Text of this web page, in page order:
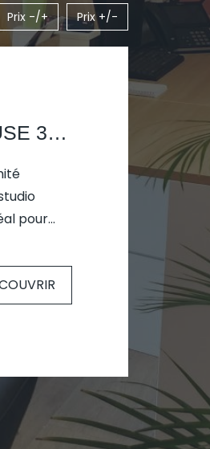
Prix -/+ Prix +/-
STUDIO MEUBLÉ À MULHOUSE 31 M² AVEC BALCON
pour
avec
le gros
espaces
!